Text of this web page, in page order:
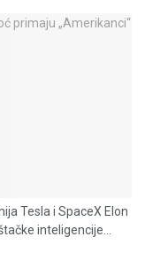
Tesla i SpaceX Elon
inteligencije...